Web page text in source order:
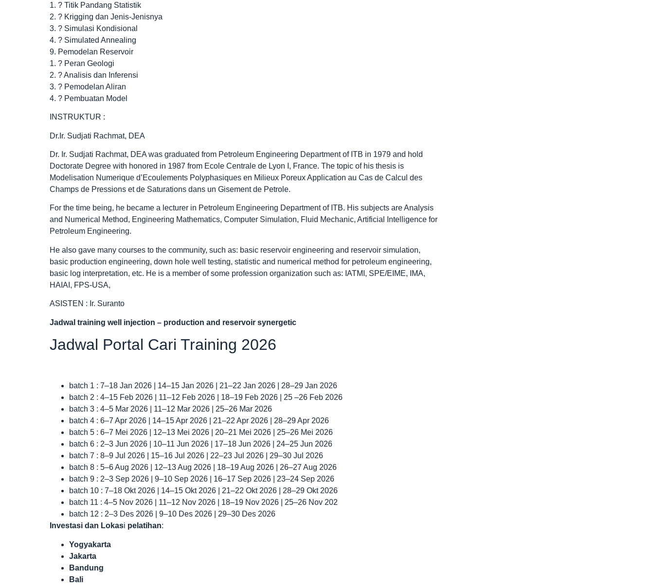
1. ? Titik Pandang Statistik
2. ? Krigging dan Jenis-Jenisnya
3. ? Simulasi Kondisional
4. ? Simulated Annealing
9. Pemodelan Reservoir
1. ? Peran Geologi
2. ? Analisis dan Inferensi
3. ? Pemodelan Aliran
4. ? Pembuatan Model
INSTRUKTUR :
Dr.Ir. Sudjati Rachmat, DEA
Dr. Ir. Sudjati Rachmat, DEA was graduated from Petroleum Engineering Department of ITB in 1979 and hold
Doctorate Degree with honored in 1987 from Ecole Centrale de Lyon I, France. The topic of his thesis is
Modelisation Numerique d’Ecoulements Polyphasiques en Milieux Poreux Application au Cas de Calcul des
Champs de Pressions et de Saturations dans un Gisement de Petrole.
For the time being, he became a lecturer in Petroleum Engineering Department of ITB. His subjects are Analysis
and Numerical Method, Engineering Mathematics, Computer Simulation, Fluid Mechanic, Artificial Intelligence for
Petroleum Engineering.
He also gave many courses to the community, such as: basic reservoir engineering and reservoir simulation,
basic production engineering, down hole well testing, statistic and numerical method for petroleum engineering,
basic log interpretation, etc. He is a member of some profession organization such as: IATMI, SPE/EIME, IMA,
HAIAI, FPS-USA,
ASISTEN : Ir. Suranto
Jadwal training well injection – production and reservoir synergetic
Jadwal Portal Cari Training 2026
batch 1 : 7–18 Jan 2026 | 14–15 Jan 2026 | 21–22 Jan 2026 | 28–29 Jan 2026
batch 2 : 4–15 Feb 2026 | 11–12 Feb 2026 | 18–19 Feb 2026 | 25 –26 Feb 2026
batch 3 : 4–5 Mar 2026 | 11–12 Mar 2026 | 25–26 Mar 2026
batch 4 : 6–7 Apr 2026 | 14–15 Apr 2026 | 21–22 Apr 2026 | 28–29 Apr 2026
batch 5 : 6–7 Mei 2026 | 12–13 Mei 2026 | 20–21 Mei 2026 | 25–26 Mei 2026
batch 6 : 2–3 Jun 2026 | 10–11 Jun 2026 | 17–18 Jun 2026 | 24–25 Jun 2026
batch 7 : 8–9 Jul 2026 | 15–16 Jul 2026 | 22–23 Jul 2026 | 29–30 Jul 2026
batch 8 : 5–6 Aug 2026 | 12–13 Aug 2026 | 18–19 Aug 2026 | 26–27 Aug 2026
batch 9 : 2–3 Sep 2026 | 9–10 Sep 2026 | 16–17 Sep 2026 | 23–24 Sep 2026
batch 10 : 7–18 Okt 2026 | 14–15 Okt 2026 | 21–22 Okt 2026 | 28–29 Okt 2026
batch 11 : 4–5 Nov 2026 | 11–12 Nov 2026 | 18–19 Nov 2026 | 25–26 Nov 202
batch 12 : 2–3 Des 2026 | 9–10 Des 2026 | 29–30 Des 2026
Investasi dan Lokasi pelatihan:
Yogyakarta
Jakarta
Bandung
Bali